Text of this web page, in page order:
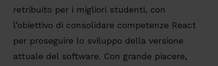
retribuito per i migliori studenti, con
l’obiettivo di consolidare competenze React
per proseguire lo sviluppo della versione
attuale del software. Con grande piacere,